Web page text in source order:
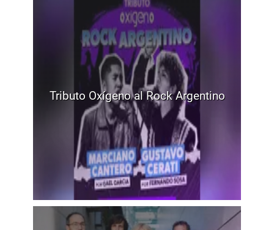
Tributo Oxígeno al Rock Argentino